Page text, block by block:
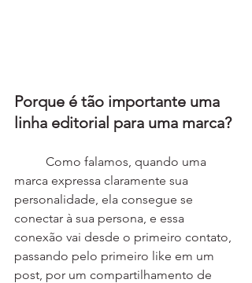
Porque é tão importante uma
linha editorial para uma marca?
marca expressa claramente sua
personalidade, ela consegue se
conectar à sua persona, e essa
conexão vai desde o primeiro contato,
passando pelo primeiro like em um
post, por um compartilhamento de